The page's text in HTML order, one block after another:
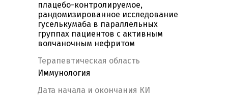
плацебо-контролируемое,
рандомизированное исследование
гуселькумаба в параллельных
группах пациентов с активным
волчаночным нефритом
Терапевтическая область
Иммунология
Дата начала и окончания КИ